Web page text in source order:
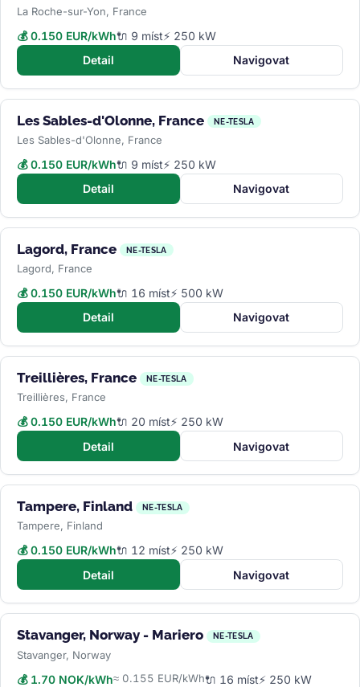
La Roche-sur-Yon, France
💰 0.150 EUR/kWh🔌 9 míst⚡ 250 kW
Detail
Navigovat
Les Sables-d'Olonne, France NE-TESLA
Les Sables-d'Olonne, France
💰 0.150 EUR/kWh🔌 9 míst⚡ 250 kW
Detail
Navigovat
Lagord, France NE-TESLA
Lagord, France
💰 0.150 EUR/kWh🔌 16 míst⚡ 500 kW
Detail
Navigovat
Treillières, France NE-TESLA
Treillières, France
💰 0.150 EUR/kWh🔌 20 míst⚡ 250 kW
Detail
Navigovat
Tampere, Finland NE-TESLA
Tampere, Finland
💰 0.150 EUR/kWh🔌 12 míst⚡ 250 kW
Detail
Navigovat
Stavanger, Norway - Mariero NE-TESLA
Stavanger, Norway
💰 1.70 NOK/kWh≈ 0.155 EUR/kWh🔌 16 míst⚡ 250 kW